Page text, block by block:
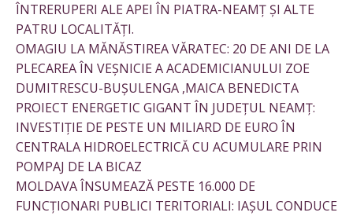
ÎNTRERUPERI ALE APEI ÎN PIATRA-NEAMȚ ȘI ALTE
PATRU LOCALITĂȚI.
OMAGIU LA MĂNĂSTIREA VĂRATEC: 20 DE ANI DE LA
PLECAREA ÎN VEȘNICIE A ACADEMICIANULUI ZOE
DUMITRESCU-BUȘULENGA ,MAICA BENEDICTA
PROIECT ENERGETIC GIGANT ÎN JUDEȚUL NEAMȚ:
INVESTIȚIE DE PESTE UN MILIARD DE EURO ÎN
CENTRALA HIDROELECTRICĂ CU ACUMULARE PRIN
POMPAJ DE LA BICAZ
MOLDAVA ÎNSUMEAZĂ PESTE 16.000 DE
FUNCȚIONARI PUBLICI TERITORIALI: IAȘUL CONDUCE